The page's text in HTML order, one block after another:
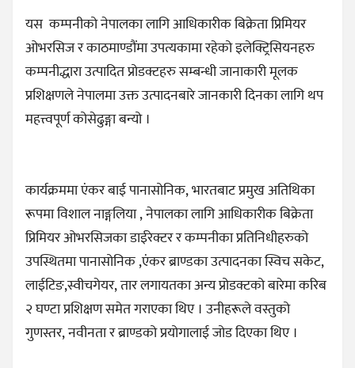
यस कम्पनीको नेपालका लागि आधिकारीक बिक्रेता प्रिमियर
ओभरसिज र काठमाण्डौंमा उपत्यकामा रहेको इलेक्ट्रिसियनहरु
कम्पनीद्धारा उत्पादित प्रोडक्टहरु सम्बन्धी जानाकारी मूलक
प्रशिक्षणले नेपालमा उक्त उत्पादनबारे जानकारी दिनका लागि थप
महत्त्वपूर्ण कोसेढुङ्गा बन्यो ।
कार्यक्रममा एंकर बाई पानासोनिक, भारतबाट प्रमुख अतिथिका
रूपमा विशाल नाङ्गलिया , नेपालका लागि आधिकारीक बिक्रेता
प्रिमियर ओभरसिजका डाईरेक्टर र कम्पनीका प्रतिनिधीहरुको
उपस्थितमा पानासोनिक ,एंकर ब्राण्डका उत्पादनका स्विच सकेट,
लाईटिङ,स्वीचगेयर, तार लगायतका अन्य प्रोडक्टको बारेमा करिब
२ घण्टा प्रशिक्षण समेत गराएका थिए । उनीहरूले वस्तुको
गुणस्तर, नवीनता र ब्राण्डको प्रयोगालाई जोड दिएका थिए ।